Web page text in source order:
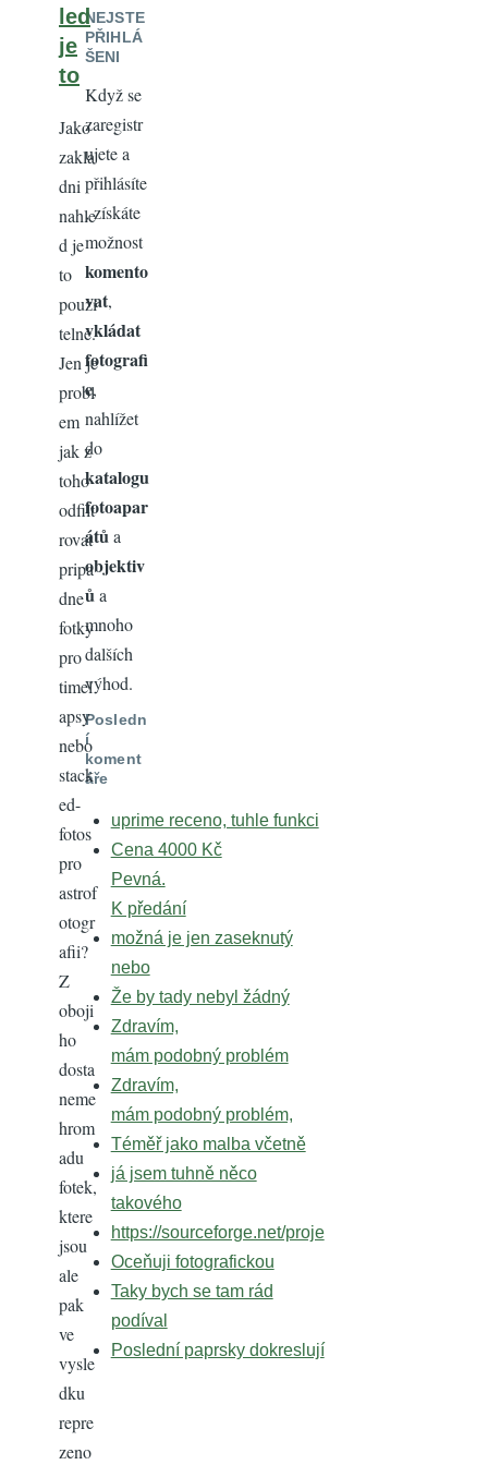
led
je
to
Jako
zakla
dni
nahle
d je
to
pouzi
telne.
Jen je
probl
em
jak z
toho
odfilt
rovat
pripa
dne
fotky
pro
timel
apsy
nebo
stack
ed-
fotos
pro
astrof
otogr
afii?
Z
oboji
ho
dosta
neme
hrom
adu
fotek,
ktere
jsou
ale
pak
ve
vysle
dku
repre
zeno
NEJSTE
PŘIHLÁ
ŠENI
Když se
zaregistr
ujete a
přihlásíte
, získáte
možnost
komento
vat,
vkládat
fotografi
e,
nahlížet
do
katalogu
fotoapar
átů a
objektiv
ů a
mnoho
dalších
výhod.
Posledn
í
koment
áře
uprime receno, tuhle funkci
Cena 4000 Kč
Pevná.
K předání
možná je jen zaseknutý
nebo
Že by tady nebyl žádný
Zdravím,
mám podobný problém
Zdravím,
mám podobný problém,
Téměř jako malba včetně
já jsem tuhně něco
takového
https://sourceforge.net/proje
Oceňuji fotografickou
Taky bych se tam rád
podíval
Poslední paprsky dokreslují